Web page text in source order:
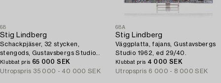
68
Stig Lindberg
Schackpjäser, 32 stycken,
stengods, Gustavsbergs Studio
1970-tal.
Klubbat pris 65 000 SEK
Utropspris 35 000 - 40 000 SEK
68A
Stig Lindberg
Väggplatta, fajans, Gustavsbergs
Studio 1962, ed 29/40.
Klubbat pris 4 000 SEK
Utropspris 6 000 - 8 000 SEK